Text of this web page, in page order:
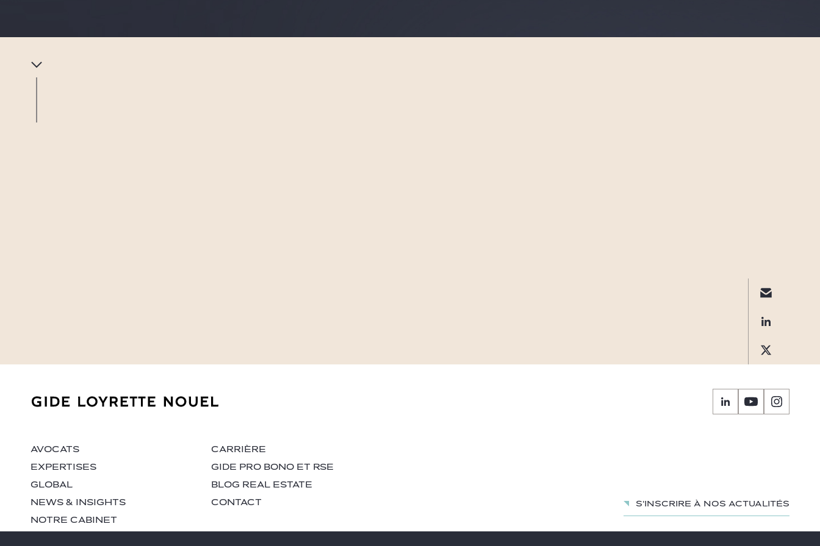
AVOCATS
EXPERTISES
GLOBAL
NEWS & INSIGHTS
NOTRE CABINET
CARRIÈRE
GIDE PRO BONO ET RSE
BLOG REAL ESTATE
CONTACT
S'inscrire à nos actualités